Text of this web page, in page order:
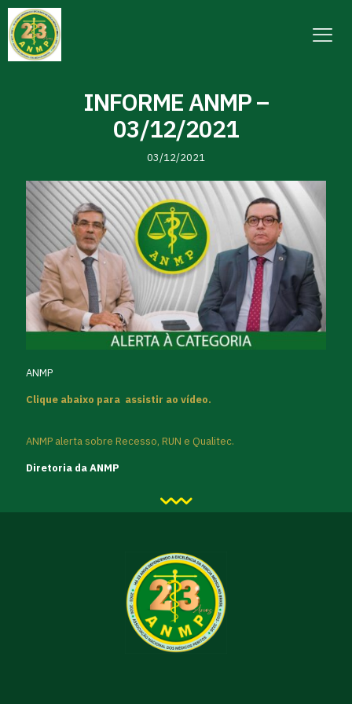
INFORME ANMP –
03/12/2021
03/12/2021
ANMP
Clique abaixo para assistir ao vídeo.
ANMP alerta sobre Recesso, RUN e Qualitec.
Diretoria da ANMP